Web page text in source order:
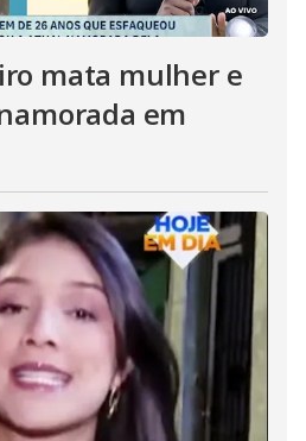
mata mulher e
em